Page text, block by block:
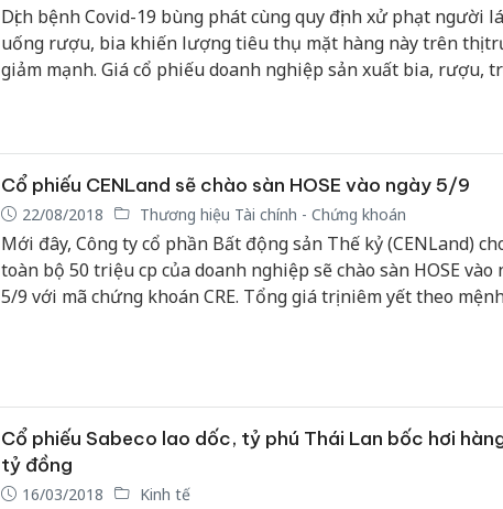
Dịch bệnh Covid-19 bùng phát cùng quy định xử phạt người
uống rượu, bia khiến lượng tiêu thụ mặt hàng này trên thị
giảm mạnh. Giá cổ phiếu doanh nghiệp sản xuất bia, rượu,
Cổ phiếu CENLand sẽ chào sàn HOSE vào ngày 5/9
22/08/2018 Thương hiệu Tài chính - Chứng khoán
Mới đây, Công ty cổ phần Bất động sản Thế kỷ (CENLand)
toàn bộ 50 triệu cp của doanh nghiệp sẽ chào sàn HOSE vào
5/9 với mã chứng khoán CRE. Tổng giá trị niêm yết theo
Cổ phiếu Sabeco lao dốc, tỷ phú Thái Lan bốc hơi
tỷ đồng
16/03/2018 Kinh tế